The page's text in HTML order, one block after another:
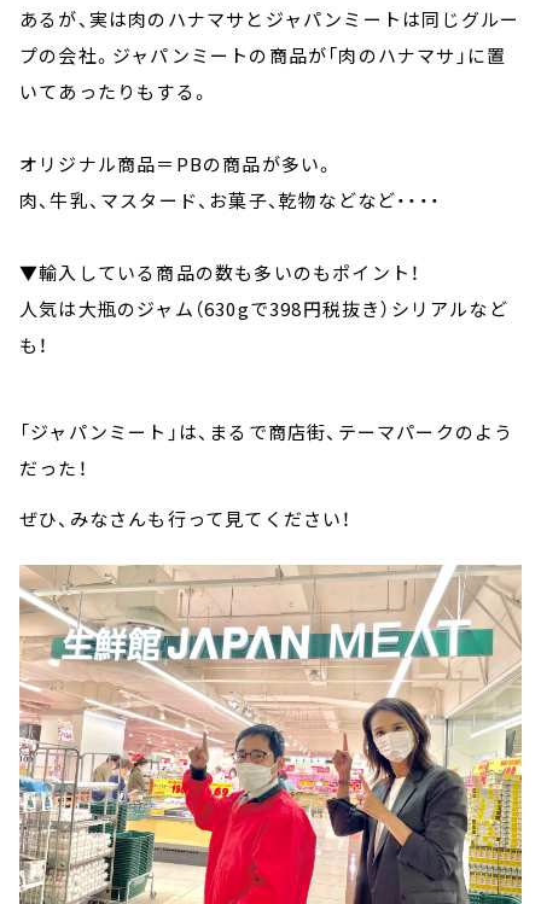
あるが、実は肉のハナマサとジャパンミートは同じグルー
プの会社。ジャパンミートの商品が「肉のハナマサ」に置
いてあったりもする。
オリジナル商品＝PBの商品が多い。
肉、牛乳、マスタード、お菓子、乾物などなど・・・・
▼輸入している商品の数も多いのもポイント！
人気は大瓶のジャム（630gで398円税抜き）シリアルなど
も！
「ジャパンミート」は、まるで商店街、テーマパークのよう
だった！
ぜひ、みなさんも行って見てください！